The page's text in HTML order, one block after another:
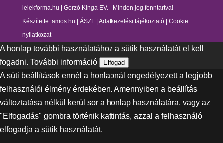
lelekforma.hu | Gorzó Kinga EV. - Minden jog fenntartva! -
Készítette: amos.hu ÁSZF| Adatkezelési tájékoztató| Cookie
nyilatkozat
A honlap további használatához a sütik használatát el kell
fogadni. További információ Elfogad
A süti beállítások ennél a honlapnál engedélyezett a legjobb
felhasználói élmény érdekében. Amennyiben a beállítás
változtatása nélkül kerül sor a honlap használatára, vagy az
"Elfogadás" gombra történik kattintás, azzal a felhasználó
elfogadja a sütik használatát.